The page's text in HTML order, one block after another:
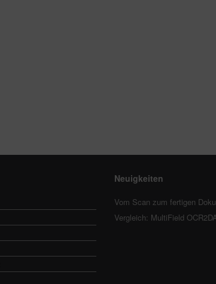
Neuigkeiten
Vom Scan zum fertigen
Vergleich: MultiField